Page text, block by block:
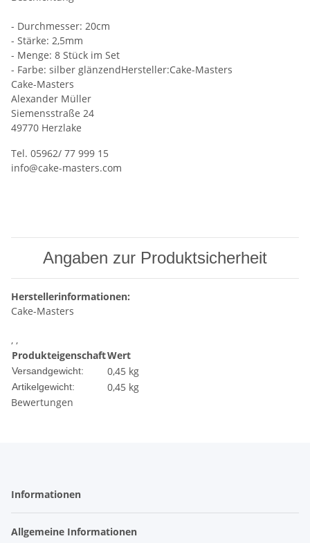
- Durchmesser: 20cm
- Stärke: 2,5mm
- Menge: 8 Stück im Set
- Farbe: silber glänzendHersteller:Cake-Masters
Cake-Masters
Alexander Müller
Siemensstraße 24
49770 Herzlake
Tel. 05962/ 77 999 15
info@cake-masters.com
Angaben zur Produktsicherheit
Herstellerinformationen:
Cake-Masters
, ,
ProdukteigenschaftWert
Versandgewicht: 0,45 kg
Artikelgewicht: 0,45 kg
Bewertungen
Informationen
Allgemeine Informationen